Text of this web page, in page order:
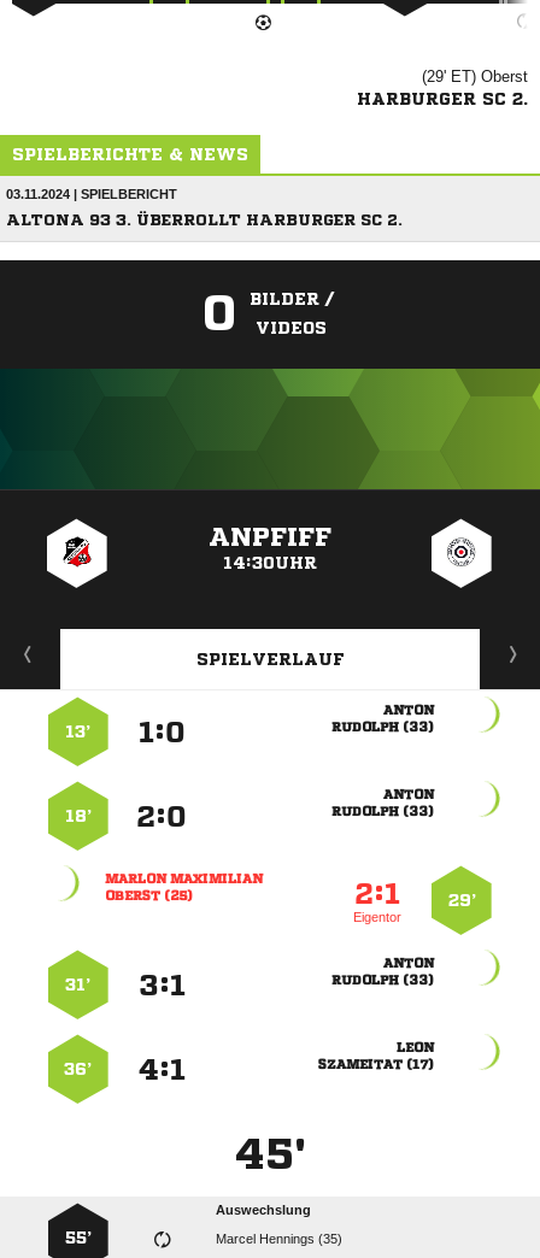
(29' ET) 
HARBURGER SC 2.
SPIELBERICHTE & NEWS
03.11.2024 | SPIELBERICHT
ALTONA 93 3. ÜBERROLLT HARBURGER SC 2.
0
BILDER /
VIDEOS
ANPFIFF
14:30UHR
SPIELVERLAUF

 
:
13’

 
:
18’
29’
:
Eigentor
 
 

 
:
31’

 
:
36’
45'
Auswechslung
  
55’